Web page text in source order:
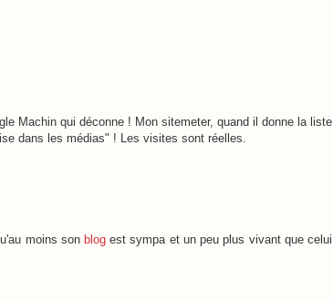
Machin qui déconne ! Mon sitemeter, quand il donne la liste
dans les médias" ! Les visites sont réelles.
moins sonblog est sympa et un peu plus vivant que celui